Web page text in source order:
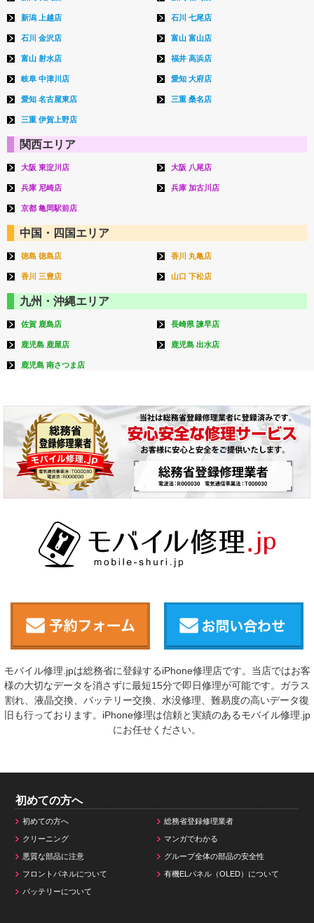
新潟 上越店 石川 七尾店
石川 金沢店 富山 富山店
富山 射水店 福井 高浜店
岐阜 中津川店 愛知 大府店
愛知 名古屋東店 三重 桑名店
三重 伊賀上野店
関西エリア
大阪 東淀川店 大阪 八尾店
兵庫 尼崎店 兵庫 加古川店
京都 亀岡駅前店
中国・四国エリア
徳島 徳島店 香川 丸亀店
香川 三豊店 山口 下松店
九州・沖縄エリア
佐賀 鹿島店 長崎県 諫早店
鹿児島 鹿屋店 鹿児島 出水店
鹿児島 南さつま店
モバイル修理.jpは総務省に登録するiPhone修理店です。当店ではお客
様の大切なデータを消さずに最短15分で即日修理が可能です。ガラス
割れ、液晶交換、バッテリー交換、水没修理、難易度の高いデータ復
旧も行っております。iPhone修理は信頼と実績のあるモバイル修理.jp
にお任せください。
初めての方へ
初めての方へ 総務省登録修理業者
クリーニング マンガでわかる
悪質な部品に注意 グループ全体の部品の安全性
フロントパネルについて 有機ELパネル（OLED）について
バッテリーについて